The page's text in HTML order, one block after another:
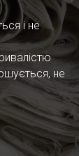
і не
не